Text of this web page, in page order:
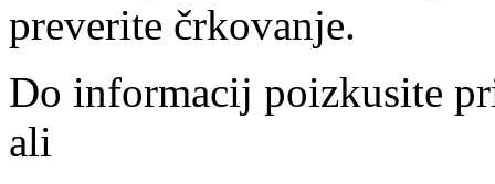
preverite črkovanje.
Do informacij poizkusite
ali